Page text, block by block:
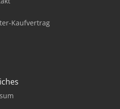
Tersa
26 M A 3
Kaufvertrag